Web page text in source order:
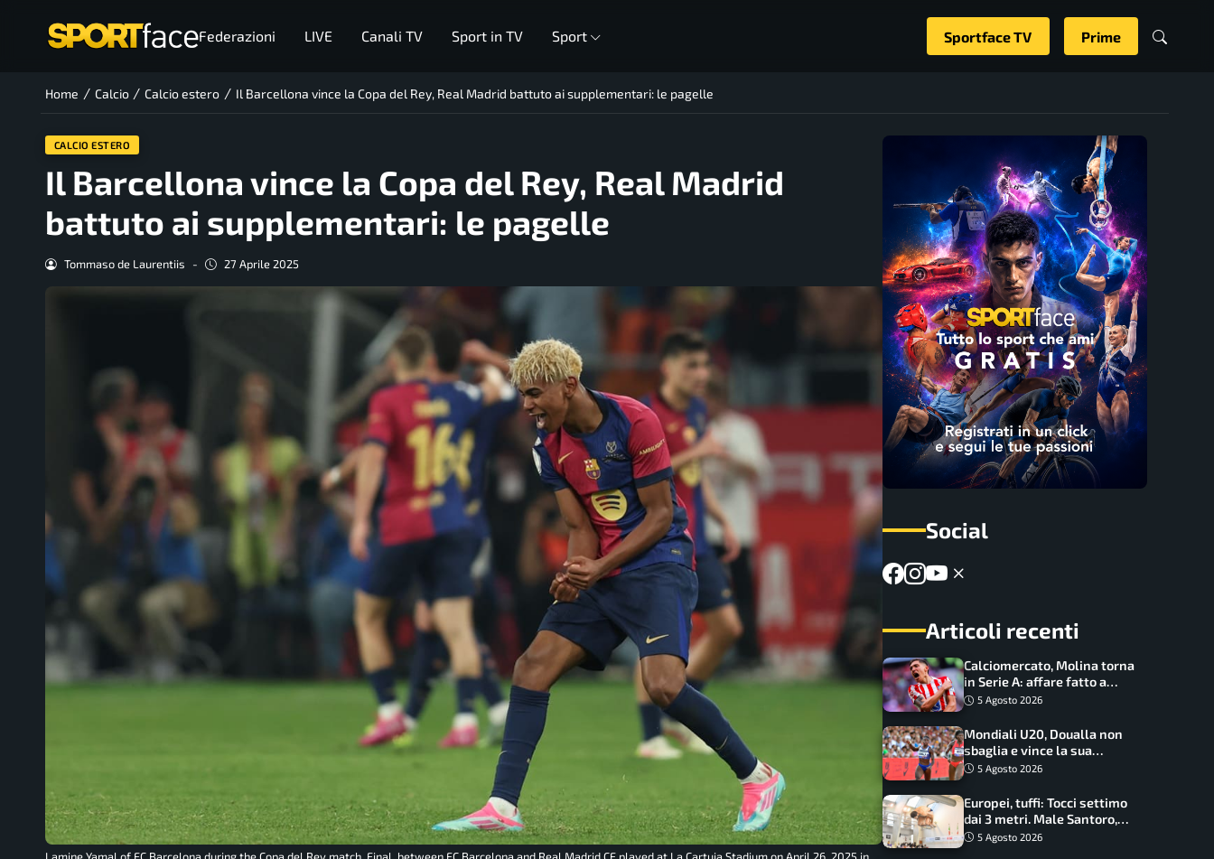
Federazioni LIVE Canali TV Sport in TV Sport Sportface TV Prime
Home / Calcio / Calcio estero / Il Barcellona vince la Copa del Rey, Real Madrid battuto ai supplementari: le pagelle
CALCIO ESTERO
Il Barcellona vince la Copa del Rey, Real Madrid
battuto ai supplementari: le pagelle
Tommaso de Laurentiis - 27 Aprile 2025
Social
Articoli recenti
Calciomercato, Molina torna
in Serie A: affare fatto a
cifre sorprendenti
5 Agosto 2026
Mondiali U20, Doualla non
sbaglia e vince la sua
batteria sui 100 metri:
5 Agosto 2026
Europei, tuffi: Tocci settimo
dai 3 metri. Male Santoro,
Wesemann si prende l’oro
5 Agosto 2026